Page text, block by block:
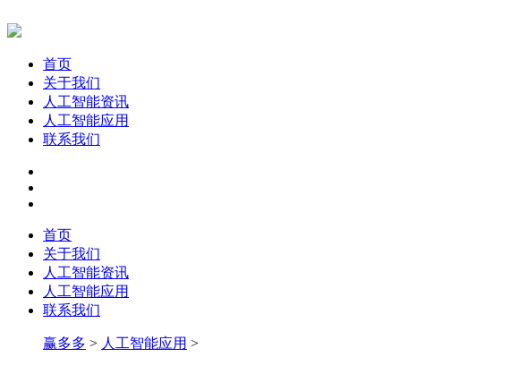
首页
关于我们
人工智能资讯
人工智能应用
联系我们
首页
关于我们
人工智能资讯
人工智能应用
联系我们
赢多多 > 人工智能应用 >